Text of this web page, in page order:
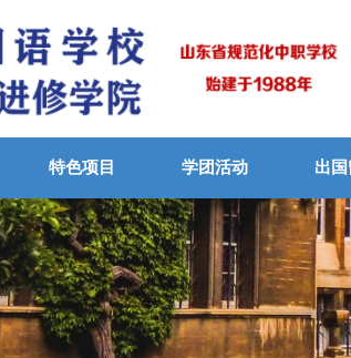
具有国际视野的
特色项目 学团活动 出